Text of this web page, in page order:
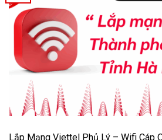
Lắp Mạng Viettel Phủ Lý – Wifi Cáp